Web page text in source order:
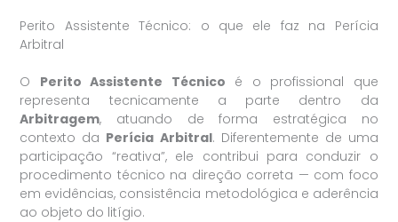
Perito Assistente Técnico: o que ele faz na Perícia
Arbitral
O Perito Assistente Técnico é o profissional que
representa tecnicamente a parte dentro da
Arbitragem, atuando de forma estratégica no
contexto da Perícia Arbitral. Diferentemente de uma
participação “reativa”, ele contribui para conduzir o
procedimento técnico na direção correta — com foco
em evidências, consistência metodológica e aderência
ao objeto do litígio.